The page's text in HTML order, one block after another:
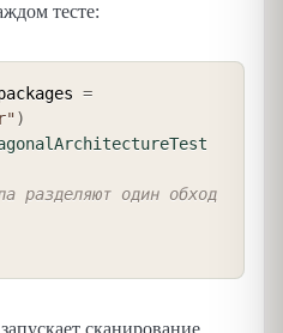
тесте:
=
)
разделяют один обход
сканирование